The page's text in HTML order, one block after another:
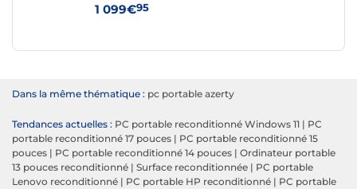
1 099€95
Dans la même thématique : pc portable azerty
Tendances actuelles : PC portable reconditionné Windows 11 | PC
portable reconditionné 17 pouces | PC portable reconditionné 15
pouces | PC portable reconditionné 14 pouces | Ordinateur portable
13 pouces reconditionné | Surface reconditionnée | PC portable
Lenovo reconditionné | PC portable HP reconditionné | PC portable